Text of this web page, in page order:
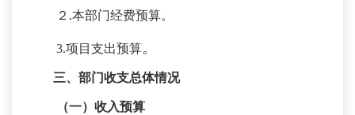
２ .本部门经费预算。
3.项目支出预算。
三、部门收支总体情况
（一）收入预算